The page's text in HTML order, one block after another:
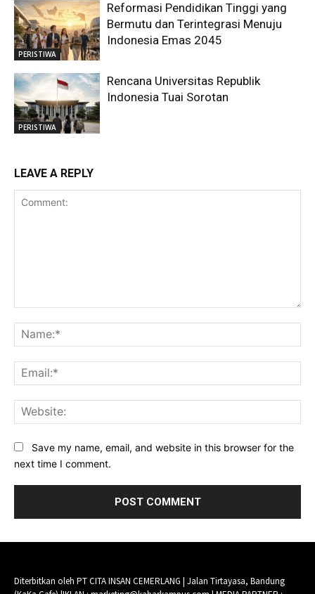
PERISTIWA
Reformasi Pendidikan Tinggi yang
Bermutu dan Terintegrasi Menuju
Indonesia Emas 2045
PERISTIWA
Rencana Universitas Republik
Indonesia Tuai Sorotan
LEAVE A REPLY
Save my name, email, and website in this browser for the
next time I comment.
Diterbitkan oleh PT CITA INSAN CEMERLANG | Jalan Tirtayasa, Bandung